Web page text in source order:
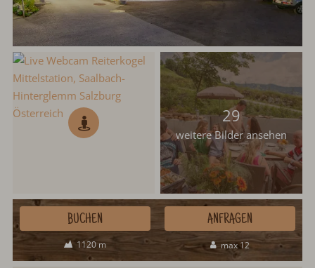
29
weitere Bilder ansehen
1120 m max 12
BUCHEN ANFRAGEN